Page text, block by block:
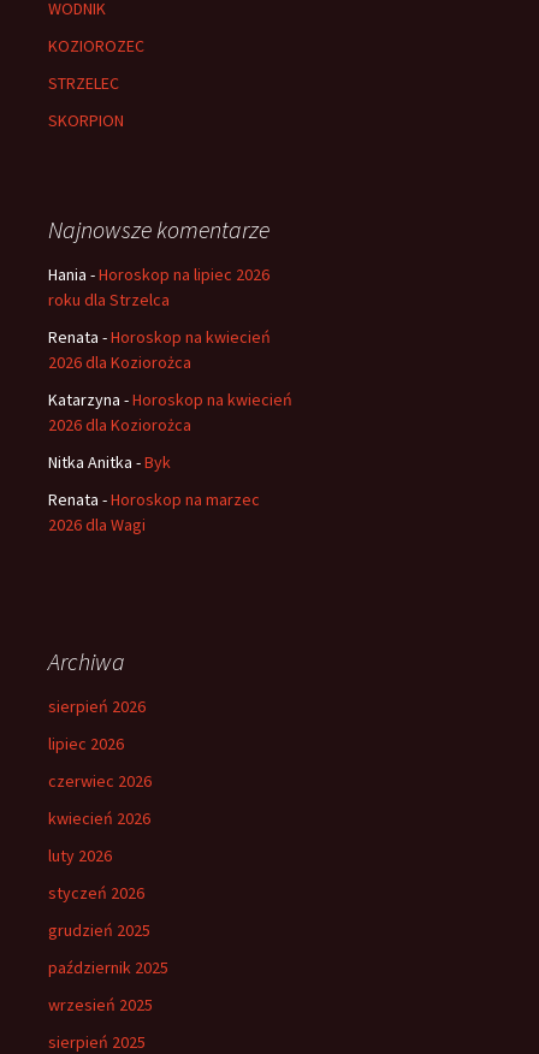
WODNIK
KOZIOROZEC
STRZELEC
SKORPION
Najnowsze komentarze
Hania -Horoskop na lipiec 2026
roku dla Strzelca
Renata -Horoskop na kwiecień
2026 dla Koziorożca
Katarzyna -Horoskop na kwiecień
2026 dla Koziorożca
Nitka Anitka -Byk
Renata -Horoskop na marzec
2026 dla Wagi
Archiwa
sierpień 2026
lipiec 2026
czerwiec 2026
kwiecień 2026
luty 2026
styczeń 2026
grudzień 2025
październik 2025
wrzesień 2025
sierpień 2025